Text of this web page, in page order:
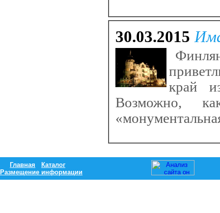
30.03.2015
край
Возможно,
Главная
Каталог
Размещение информации